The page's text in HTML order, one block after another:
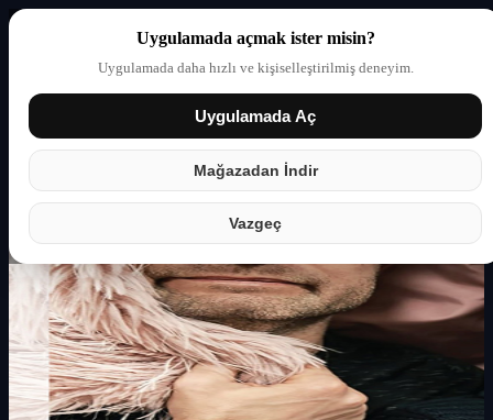
Uygulamada açmak ister misin?
Uygulamada daha hızlı ve kişiselleştirilmiş deneyim.
Uygulamada Aç
Mağazadan İndir
Vazgeç
Giriş yap Partner